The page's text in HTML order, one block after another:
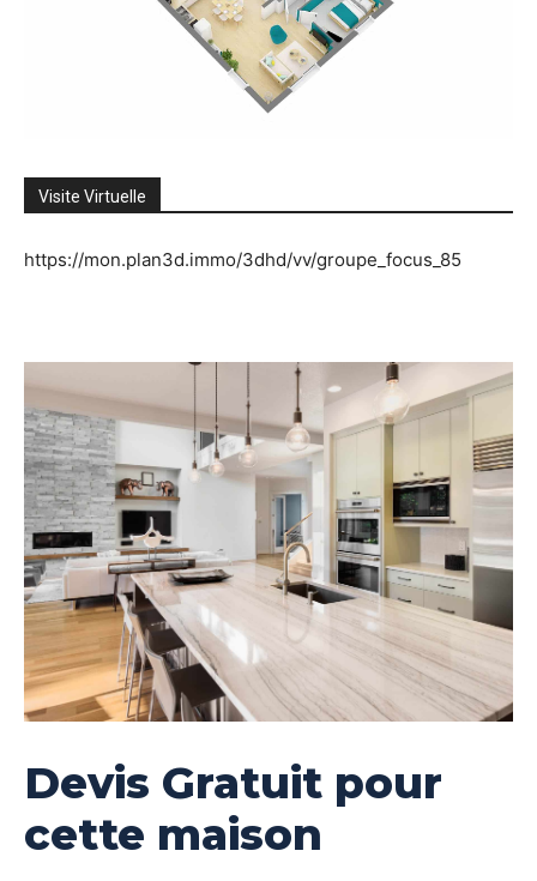
Visite Virtuelle
https://mon.plan3d.immo/3dhd/vv/groupe_focus_85
Devis Gratuit pour
cette maison